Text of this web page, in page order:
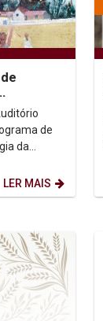
da
LER MAIS